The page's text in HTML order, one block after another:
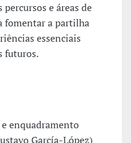
e áreas de
fomentar a partilha
essenciais
futuros.
enquadramento
García-López)